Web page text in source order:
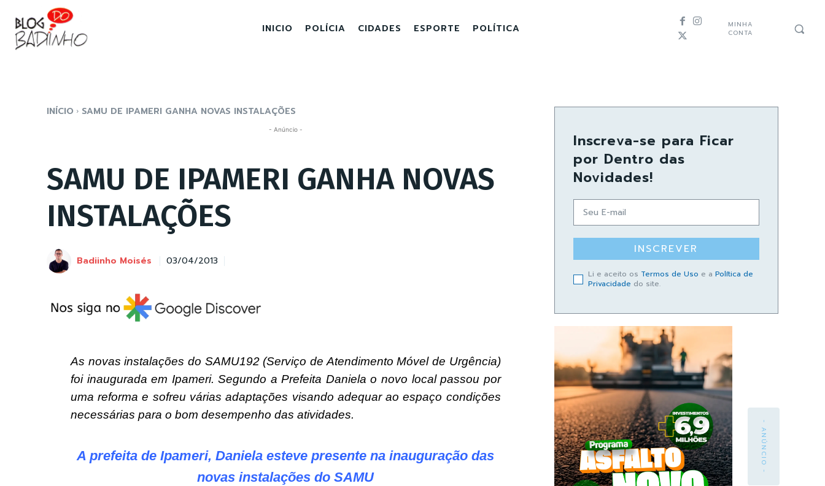
INICIO POLÍCIA CIDADES ESPORTE POLÍTICA
MINHA
CONTA
INÍCIO SAMU DE IPAMERI GANHA NOVAS INSTALAÇÕES
- Anúncio -
SAMU DE IPAMERI GANHA NOVAS
INSTALAÇÕES
Badiinho Moisés 03/04/2013
As novas instalações do SAMU192 (Serviço de Atendimento Móvel de Urgência)
foi inaugurada em Ipameri. Segundo a Prefeita Daniela o novo local passou por
uma reforma e sofreu várias adaptações visando adequar ao espaço condições
necessárias para o bom desempenho das atividades.
A prefeita de Ipameri, Daniela esteve presente na inauguração das
novas instalações do SAMU
Inscreva-se para Ficar
por Dentro das
Novidades!
INSCREVER
Li e aceito os Termos de Uso e a Política de
Privacidade do site.
- ANÚNCIO -